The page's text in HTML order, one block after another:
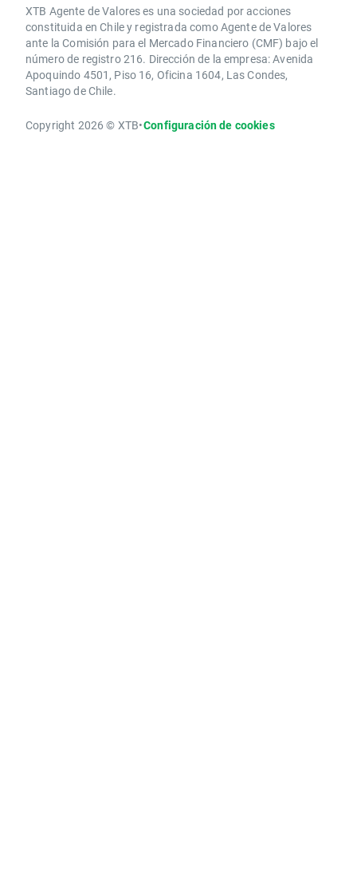
XTB Agente de Valores es una sociedad por acciones
constituida en Chile y registrada como Agente de Valores
ante la Comisión para el Mercado Financiero (CMF) bajo el
número de registro 216. Dirección de la empresa: Avenida
Apoquindo 4501, Piso 16, Oficina 1604, Las Condes,
Santiago de Chile.
Copyright 2026 © XTB•Configuración de cookies